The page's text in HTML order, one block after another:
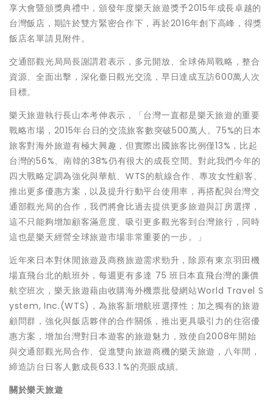
享大會暨頒獎典禮中，頒發年度樂天旅遊獎予2015年成長卓越的
台灣飯店，期許於雙方緊密合作下，再於2016年創下高峰，得獎
飯店名單請見附件。
交通部觀光局局長謝謂君表示，多元開放、全球佈局戰略，整合
資源、全面出擊，深化臺日觀光交流，早日達成互訪600萬人次
目標。
樂天旅遊執行長山本考伸表示，「台灣一直都是樂天旅遊的重要
戰略市場，2015年台日的交流旅客數突破500萬人。75%的日本
旅客對海外旅遊有極大興趣，但實際出國旅客比例僅13%，比起
台灣的56%、南韓的38%仍有很大的成長空間。對此我們今年的
四大戰略定調為強化與華航、WTS的航線合作、專攻女性顧客、
推出更多優惠方案，以及提升行動平台使用率，再搭配與台灣交
通部觀光局的合作，我們將會比過去提供更多旅遊與訂房選擇，
這不只能夠增加顧客滿意度、吸引更多觀光客到台灣旅行，同時
這也是樂天經營全球旅遊市場非常重要的一步。」
近年來日本對休閒旅遊及商務旅遊需求勁升，除原有東京羽田機
場直飛台北的航班外，每週更有多達 75 班日本直飛台灣的廉價
航空班次，樂天旅遊藉由收購海外機票批發網站World Travel S
ystem, Inc.(WTS)，為旅客新增航班選擇性；加之獨有的旅遊
顧問群，強化與飯店夥伴的合作關係，推出更具吸引力的住宿優
惠方案，增加台灣對日本遊客的旅遊魅力，致使自2008年開始
與交通部觀光局合作、促進雙向旅遊商機的樂天旅遊，八年間，
締造訪台日客人數成長633.1 %的亮眼成績。
關於樂天旅遊